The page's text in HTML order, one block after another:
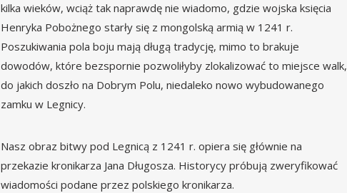
kilka wieków, wciąż tak naprawdę nie wiadomo, gdzie wojska księcia
Henryka Pobożnego starły się z mongolską armią w 1241 r.
Poszukiwania pola boju mają długą tradycję, mimo to brakuje
dowodów, które bezspornie pozwoliłyby zlokalizować to miejsce walk,
do jakich doszło na Dobrym Polu, niedaleko nowo wybudowanego
zamku w Legnicy.
Nasz obraz bitwy pod Legnicą z 1241 r. opiera się głównie na
przekazie kronikarza Jana Długosza. Historycy próbują zweryfikować
wiadomości podane przez polskiego kronikarza.